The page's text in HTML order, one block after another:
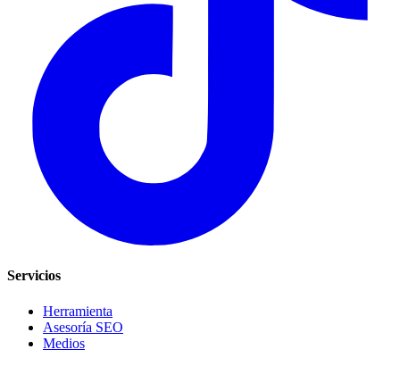
Servicios
Herramienta
Asesoría SEO
Medios